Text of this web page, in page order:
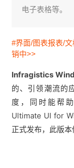
电子表格等。
#界面/图表报表/
销中>>
Infragistics
的、引领潮流的
度，同时能帮
Ultimate UI for
正式发布，此版本